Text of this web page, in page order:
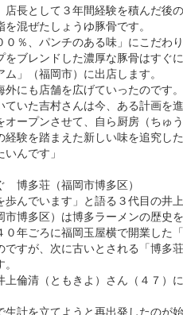
長として３年間経験を積んだ後の
混ぜたしょうゆ豚骨です。
％、パンチのある味」にこだわり
ブレンドした濃厚な豚骨はすぐ
」（福岡市）に出店します。
にも店舗を広げていったのです。
いた吉村さんは今、ある計画を進
ープンさせて、自ら厨房（ちゅ
経験を踏まえた新しい味を追究し
んです」
博多荘（福岡市博多区）
歩んでいます」と語る３代目の井
博多区）は博多ラーメンの歴史
年ごろに福岡玉屋横で開業した
ですが、次に古いとされる「博多
倫清（ともきよ）さん（４７）
計を立てようと再出発したのが